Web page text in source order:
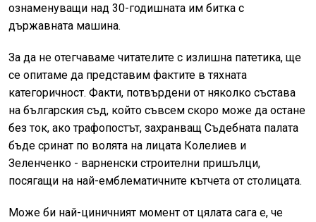
ознаменуващи над 30-годишната им битка с
държавната машина.
За да не отегчаваме читателите с излишна патетика, ще
се опитаме да представим фактите в тяхната
категоричност. Факти, потвърдени от няколко състава
на българския съд, който съвсем скоро може да остане
без ток, ако трафопостът, захранващ Съдебната палата
бъде сринат по волята на лицата Колелиев и
Зеленченко - варненски строителни пришълци,
посягащи на най-емблематичните кътчета от столицата.
Може би най-циничният момент от цялата сага е, че